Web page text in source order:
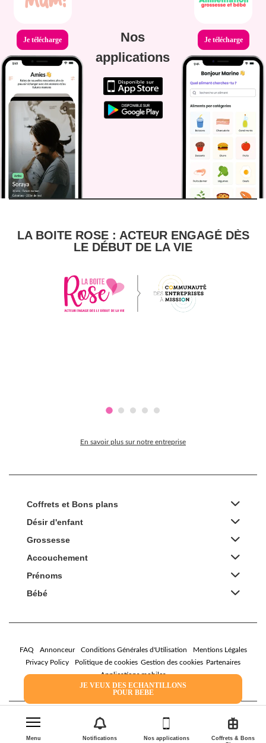
Coffrets & Bons
Nos applications
Notifications
Menu
JE VEUX DES ECHANTILLONS
POUR BEBE
Je télécharge
Nos
applications
Je télécharge
LA BOITE ROSE : ACTEUR ENGAGÉ DÈS
LE DÉBUT DE LA VIE
En savoir plus sur notre entreprise
Coffrets et Bons plans
Désir d'enfant
Grossesse
Accouchement
Prénoms
Bébé
FAQ Annonceur Conditions Générales d'Utilisation
Mentions Légales
Privacy Policy
Politique de cookies Gestion des cookies Partenaires
Applications mobiles
2026 Family Service - La Boîte Rose